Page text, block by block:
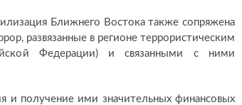
Ближнего Востока также сопряжена
развязанные в регионе террористическим
Федерации) и связанными с ними
и получение ими значительных финансовых